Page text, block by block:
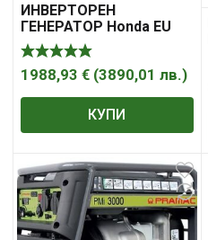
ИНВЕРТОРЕН
ГЕНЕРАТОР Honda EU
30I HANDY
ГенераториСерии
EU/EM Инверторни
1988,93 € (3890,01 лв.)
КУПИ